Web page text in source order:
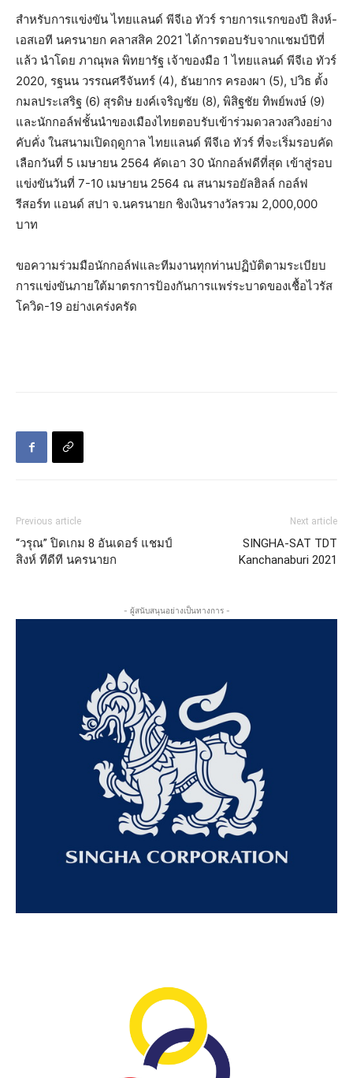
สำหรับการแข่งขัน ไทยแลนด์ พีจีเอ ทัวร์ รายการแรกของปี สิงห์-
เอสเอที นครนายก คลาสสิค 2021 ได้การตอบรับจากแชมป์ปีที่
แล้ว นำโดย ภาณุพล พิทยารัฐ เจ้าของมือ 1 ไทยแลนด์ พีจีเอ ทัวร์
2020, รฐนน วรรณศรีจันทร์ (4), ธันยากร ครองผา (5), ปวิธ ตั้ง
กมลประเสริฐ (6) สุรดิษ ยงค์เจริญชัย (8), พิสิฐชัย ทิพย์พงษ์ (9)
และนักกอล์ฟชั้นนำของเมืองไทยตอบรับเข้าร่วมดวลวงสวิงอย่าง
คับคั่ง ในสนามเปิดฤดูกาล ไทยแลนด์ พีจีเอ ทัวร์ ที่จะเริ่มรอบคัด
เลือกวันที่ 5 เมษายน 2564 คัดเอา 30 นักกอล์ฟดีที่สุด เข้าสู่รอบ
แข่งขันวันที่ 7-10 เมษายน 2564 ณ สนามรอยัลฮิลล์ กอล์ฟ
รีสอร์ท แอนด์ สปา จ.นครนายก ชิงเงินรางวัลรวม 2,000,000
บาท
ขอความร่วมมือนักกอล์ฟและทีมงานทุกท่านปฏิบัติตามระเบียบ
การแข่งขันภายใต้มาตรการป้องกันการแพร่ระบาดของเชื้อไวรัส
โควิด-19 อย่างเคร่งครัด
Previous article
“วรุณ” ปิดเกม 8 อันเดอร์ แชมป์
สิงห์ ทีดีที นครนายก
Next article
SINGHA-SAT TDT
Kanchanaburi 2021
- ผู้สนับสนุนอย่างเป็นทางการ -